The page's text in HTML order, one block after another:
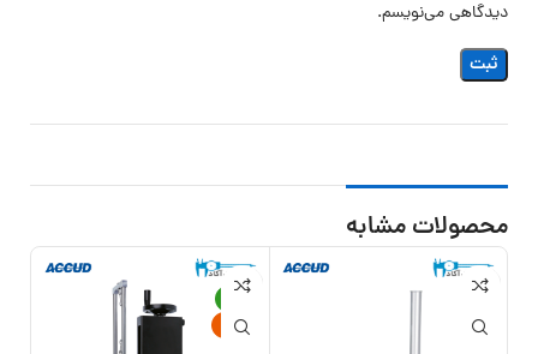
دیدگاهی می‌نویسم.
محصولات مشابه
-12%
جدید